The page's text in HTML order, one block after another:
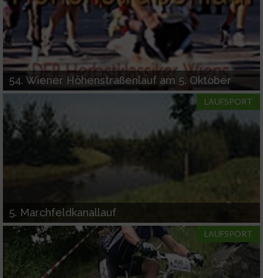
54. Wiener Höhenstraßenlauf am 5. Oktober
LAUFSPORT
5. Marchfeldkanallauf
LAUFSPORT